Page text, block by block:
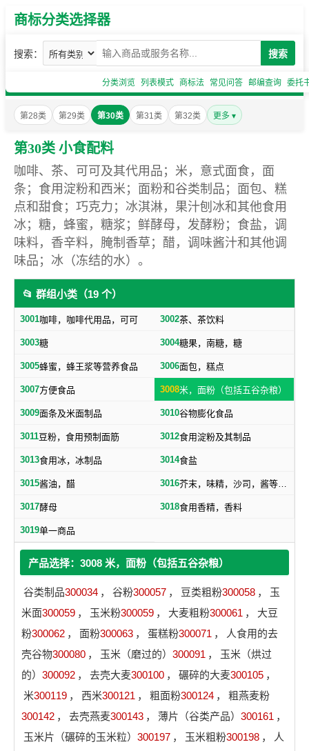
商标分类选择器
搜索： 搜索
分类浏览 列表模式 商标法 常见问答 邮编查询 委托
第28类 第29类 第30类 第31类 第32类 更多 ▾
第30类 小食配料
咖啡、茶、可可及其代用品；米，意式面食，面
条；食用淀粉和西米；面粉和谷类制品；面包、糕
点和甜食；巧克力；冰淇淋，果汁刨冰和其他食用
冰；糖，蜂蜜，糖浆；鲜酵母，发酵粉；食盐，调
味料，香辛料，腌制香草；醋，调味酱汁和其他调
味品；冰（冻结的水）。
📂 群组小类（19 个）
3001咖啡，咖啡代用品，可可 3002茶、茶饮料
3003糖 3004糖果，南糖，糖
3005蜂蜜，蜂王浆等营养食品 3006面包，糕点
3007方便食品 3008米，面粉（包括五谷杂粮）
3009面条及米面制品 3010谷物膨化食品
3011豆粉，食用预制面筋 3012食用淀粉及其制品
3013食用冰，冰制品 3014食盐
3015酱油，醋 3016 芥末，味精，沙司，酱等调味品
3017酵母 3018食用香精，香料
3019单一商品
产品选择：3008 米，面粉（包括五谷杂粮）
谷类制品300034 ， 谷粉300057 ， 豆类粗粉300058 ，
玉
米面300059 ， 玉米粉300059 ， 大麦粗粉300061 ，
大豆
粉300062 ， 面粉300063 ， 蛋糕粉300071 ，
人食用的去
壳谷物300080 ， 玉米（磨过的） 300091 ，
玉米（烘过
的） 300092 ， 去壳大麦300100 ， 碾碎的大麦300105 ，
米300119 ， 西米300121 ， 粗面粉300124 ，
粗燕麦粉
300142 ， 去壳燕麦300143 ， 薄片（谷类产品） 300161 ，
玉米片（碾碎的玉米粒） 300197 ， 玉米粗粉300198 ，
人